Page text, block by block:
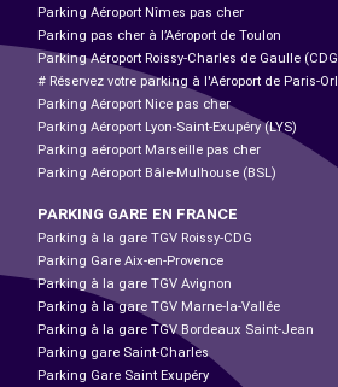
Parking Aéroport Nîmes pas cher
Parking pas cher à l’Aéroport de Toulon
Parking Aéroport Roissy-Charles de Gaulle
# Réservez votre parking à l'Aéroport de Paris-
Parking Aéroport Nice pas cher
Parking Aéroport Lyon-Saint-Exupéry (LYS)
Parking aéroport Marseille pas cher
Parking Aéroport Bâle-Mulhouse (BSL)
PARKING GARE EN FRANCE
Parking à la gare TGV Roissy-CDG
Parking Gare Aix-en-Provence
Parking à la gare TGV Avignon
Parking à la gare TGV Marne-la-Vallée
Parking à la gare TGV Bordeaux Saint-Jean
Parking gare Saint-Charles
Parking Gare Saint Exupéry